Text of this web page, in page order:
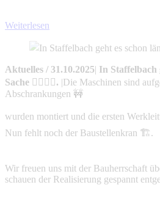
Weiterlesen
Aktuelles / 31.10.2025| In Staffelbach
Sache 👷‍♀️👷‍♂️. |Die Maschinen sind
Abschrankungen 🚧
wurden montiert und die ersten
Nun fehlt noch der Baustellenkran 🏗️.
Wir freuen uns mit der Bauherrschaft
schauen der Realisierung gespannt